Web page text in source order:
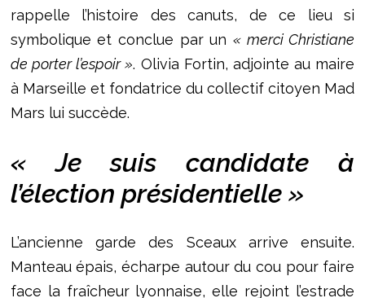
rappelle l’histoire des canuts, de ce lieu si
symbolique et conclue par un « merci Christiane
de porter l’espoir ». Olivia Fortin, adjointe au maire
à Marseille et fondatrice du collectif citoyen Mad
Mars lui succède.
« Je suis candidate à
l’élection présidentielle »
L’ancienne garde des Sceaux arrive ensuite.
Manteau épais, écharpe autour du cou pour faire
face la fraîcheur lyonnaise, elle rejoint l’estrade